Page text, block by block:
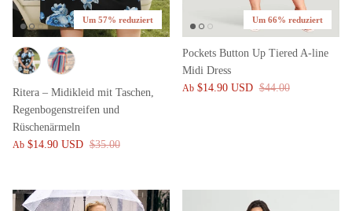
Um 57% reduziert
Ritera – Midikleid mit Taschen,
Regenbogenstreifen und
Rüschenärmeln
Ab $14.90 USD $35.00
Um 66% reduziert
Pockets Button Up Tiered A-line
Midi Dress
Ab $14.90 USD $44.00